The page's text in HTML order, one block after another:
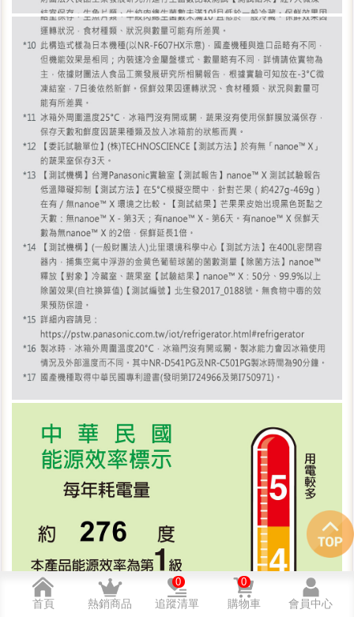
首頁 熱銷商品 追蹤清單
0
購物車
0
會員中心